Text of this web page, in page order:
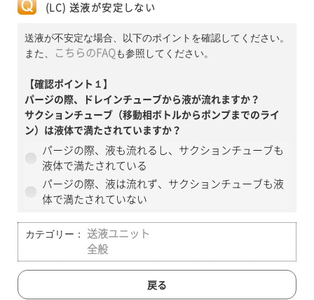
(LC) 送液が安定しない
送液が不安定な場合、以下のポイントを確認してください。
また、
こちらのFAQも参照してください。
【確認ポイント１】
パージの際、ドレインチューブから液が流れますか？
サクションチューブ（移動相ボトルからポンプまでのライ
ン）は液体で満たされていますか？
パージの際、液も流れるし、サクションチューブも
液体で満たされている
パージの際、液は流れず、サクションチューブも液
体で満たされていない
カテゴリー：
送液ユニット
全般
戻る
Information] to customize your cookie settings on our